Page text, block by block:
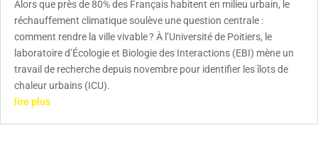
Alors que près de 80% des Français habitent en milieu urbain, le
réchauffement climatique soulève une question centrale :
comment rendre la ville vivable ? À l’Université de Poitiers, le
laboratoire d’Écologie et Biologie des Interactions (EBI) mène un
travail de recherche depuis novembre pour identifier les îlots de
chaleur urbains (ICU).
lire plus